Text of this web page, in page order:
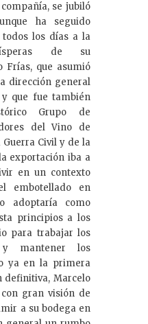
se jubiló
ha seguido
los días a la
de su
Frías, que asumió
dirección general
y que fue también
Grupo de
del Vino de
Civil y de la
exportación iba a
en un contexto
embotellado en
adoptaría como
principios a los
para trabajar los
mantener los
ya en la primera
definitiva, Marcelo
gran visión de
a su bodega en